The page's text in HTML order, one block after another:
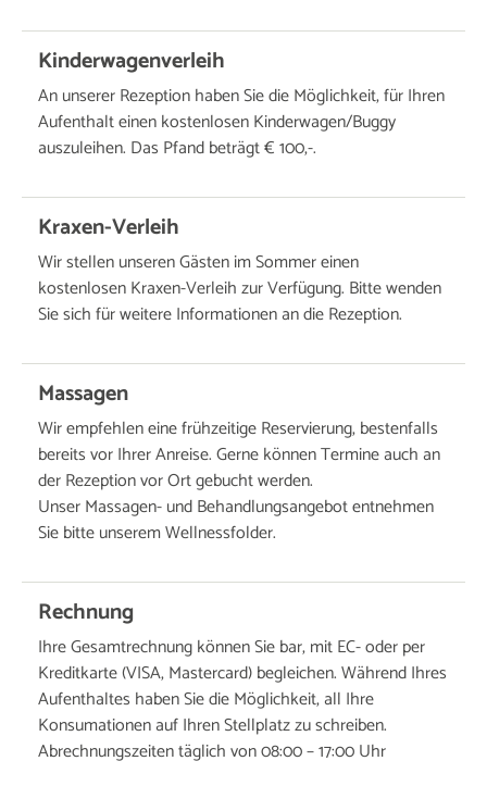
Kinderwagenverleih
An unserer Rezeption haben Sie die Möglichkeit, für Ihren
Aufenthalt einen kostenlosen Kinderwagen/Buggy
auszuleihen. Das Pfand beträgt € 100,-.
Kraxen-Verleih
Wir stellen unseren Gästen im Sommer einen
kostenlosen Kraxen-Verleih zur Verfügung. Bitte wenden
Sie sich für weitere Informationen an die Rezeption.
Massagen
Wir empfehlen eine frühzeitige Reservierung, bestenfalls
bereits vor Ihrer Anreise. Gerne können Termine auch an
der Rezeption vor Ort gebucht werden.
Unser Massagen- und Behandlungsangebot entnehmen
Sie bitte unserem Wellnessfolder.
Rechnung
Ihre Gesamtrechnung können Sie bar, mit EC- oder per
Kreditkarte (VISA, Mastercard) begleichen. Während Ihres
Aufenthaltes haben Sie die Möglichkeit, all Ihre
Konsumationen auf Ihren Stellplatz zu schreiben.
Abrechnungszeiten täglich von 08:00 – 17:00 Uhr